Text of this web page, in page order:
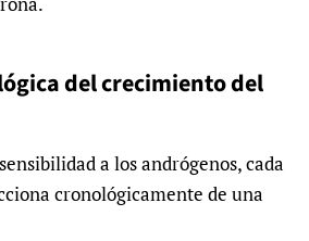
del crecimiento del
a los andrógenos, cada
cronológicamente de una